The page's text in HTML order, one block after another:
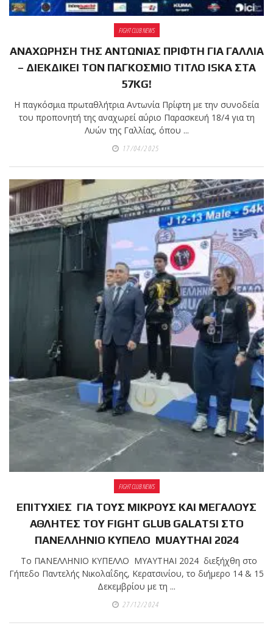
FIGHT CLUB NEWS
ΑΝΑΧΩΡΗΣΗ ΤΗΣ ΑΝΤΩΝΙΑΣ ΠΡΙΦΤΗ ΓΙΑ ΓΑΛΛΙΑ
– ΔΙΕΚΔΙΚΕΙ ΤΟΝ ΠΑΓΚΟΣΜΙΟ ΤΙΤΛΟ ISKA ΣΤΑ
57KG!
Η παγκόσμια πρωταθλήτρια Αντωνία Πρίφτη με την συνοδεία
του προπονητή της αναχωρεί αύριο Παρασκευή 18/4 για τη
Λυών της Γαλλίας, όπου ...
17/04/2025
FIGHT CLUB NEWS
ΕΠΙΤΥΧΙΕΣ ΓΙΑ ΤΟΥΣ ΜΙΚΡΟΥΣ ΚΑΙ ΜΕΓΑΛΟΥΣ
ΑΘΛΗΤΕΣ ΤΟΥ FIGHT GLUB GALATSI ΣΤΟ
ΠΑΝΕΛΛΗΝΙΟ ΚΥΠΕΛΟ MUAYTHAI 2024
Το ΠΑΝΕΛΛΗΝΙΟ ΚΥΠΕΛΛΟ MYAYTHAI 2024 διεξήχθη στο
Γήπεδο Παντελής Νικολαΐδης, Κερατσινίου, το διήμερο 14 & 15
Δεκεμβρίου με τη ...
27/12/2024